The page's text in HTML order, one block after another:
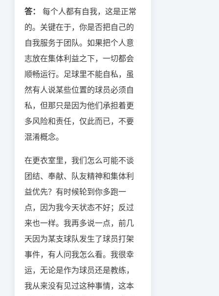
答：
每个人都有自我，这是正常
的。关键在于，你是否把自己的
自我服务于团队。如果把个人意
志放在集体利益之下，一切都会
顺畅运行。足球里不能自私，虽
然有人说某些位置的球员必须自
私，但那只是因为他们承担着更
多风险和责任，仅此而已，不要
混淆概念。
在更衣室里，我们怎么可能不谈
团结、奉献、队友精神和集体利
益优先？有时候轮到你多跑一
点，因为我今天状态不好；反过
来也一样。我再多说一点，前几
天因为某支球队发生了球员打架
事件，有人问我怎么看。我很幸
运，无论是作为球员还是教练，
我从来没有见过这种事情，这本